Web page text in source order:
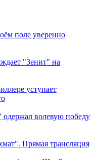
поле уверенно
"Зенит" на
уступает
волевую победу
Прямая трансляция